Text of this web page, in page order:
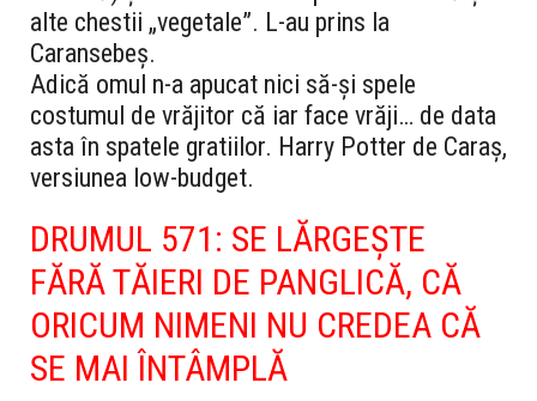
alte chestii „vegetale”. L-au prins la
Caransebeș.
Adică omul n-a apucat nici să-și spele
costumul de vrăjitor că iar face vrăji… de data
asta în spatele gratiilor. Harry Potter de Caraş,
versiunea low-budget.
DRUMUL 571: SE LĂRGEȘTE
FĂRĂ TĂIERI DE PANGLICĂ, CĂ
ORICUM NIMENI NU CREDEA CĂ
SE MAI ÎNTÂMPLĂ